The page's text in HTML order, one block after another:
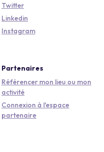
Twitter
Linkedin
Instagram
Partenaires
Référencer mon lieu ou mon
activité
Connexion à l'espace
partenaire